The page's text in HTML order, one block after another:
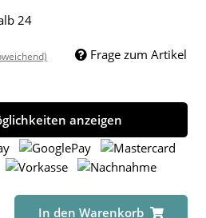
24
Frage zum Artikel
anzeigen
In den Warenkorb